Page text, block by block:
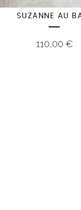
SUZANNE AU
110,00 €